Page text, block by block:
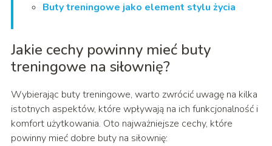
Buty treningowe jako element stylu życia
Jakie cechy powinny mieć buty
treningowe na siłownię?
Wybierając buty treningowe, warto zwrócić uwagę na kilka
istotnych aspektów, które wpływają na ich funkcjonalność i
komfort użytkowania. Oto najważniejsze cechy, które
powinny mieć dobre buty na siłownię: